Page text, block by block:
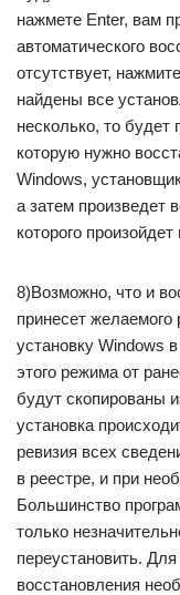
нажмете Enter, вам
автоматического
отсутствует,
найдены все
несколько, то
которую нужно
Windows,
а затем произведет
которого
8)Возможно, что и
принесет желаемого
установку Windows
этого режима от
будут скопированы
установка
ревизия всех
в реестре, и при
Большинство
только
переустановить.
восстановления